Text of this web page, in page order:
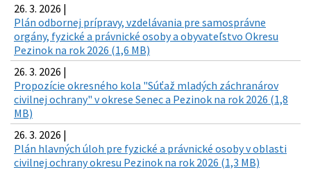
26. 3. 2026 |
Plán odbornej prípravy, vzdelávania pre samosprávne
orgány, fyzické a právnické osoby a obyvateľstvo Okresu
Pezinok na rok 2026 (1,6 MB)
26. 3. 2026 |
Propozície okresného kola "Súťaž mladých záchranárov
civilnej ochrany" v okrese Senec a Pezinok na rok 2026 (1,8
MB)
26. 3. 2026 |
Plán hlavných úloh pre fyzické a právnické osoby v oblasti
civilnej ochrany okresu Pezinok na rok 2026 (1,3 MB)